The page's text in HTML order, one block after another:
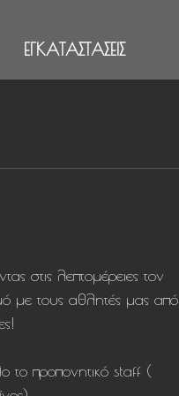
ΕΓΚΑΤΑΣΤΑΣΕΙΣ
με τους αθλητές μας από